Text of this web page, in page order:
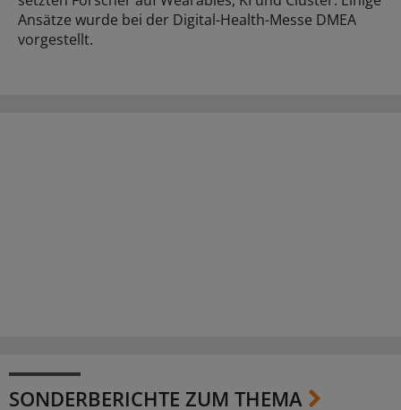
Ansätze wurde bei der Digital-Health-Messe DMEA
vorgestellt.
SONDERBERICHTE ZUM THEMA